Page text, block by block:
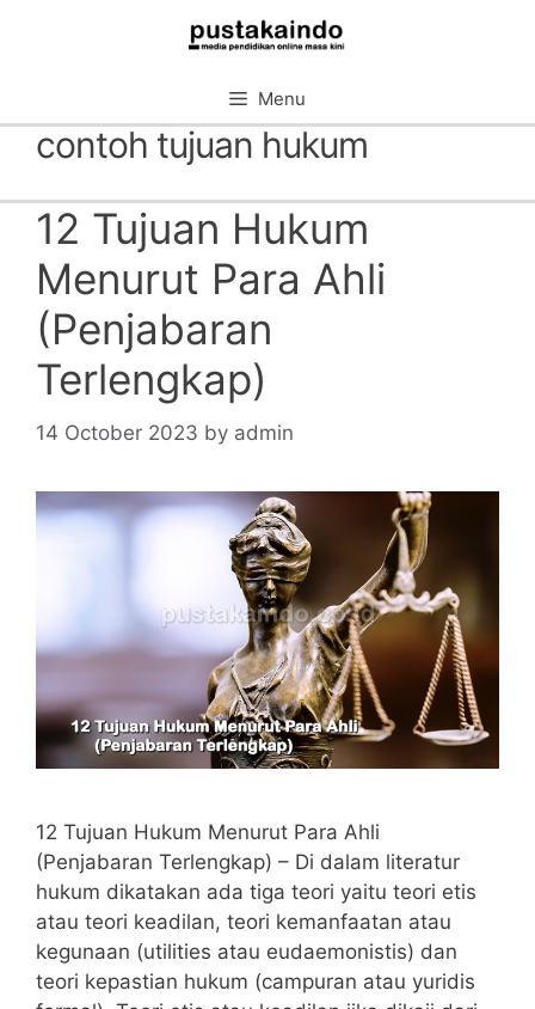
Menu
contoh tujuan hukum
12 Tujuan Hukum
Menurut Para Ahli
(Penjabaran
Terlengkap)
14 October 2023 by admin
12 Tujuan Hukum Menurut Para Ahli
(Penjabaran Terlengkap) – Di dalam literatur
hukum dikatakan ada tiga teori yaitu teori etis
atau teori keadilan, teori kemanfaatan atau
kegunaan (utilities atau eudaemonistis) dan
teori kepastian hukum (campuran atau yuridis